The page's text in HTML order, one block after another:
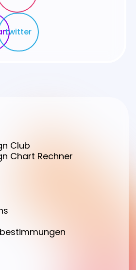
twitter
Club
Chart Rechner